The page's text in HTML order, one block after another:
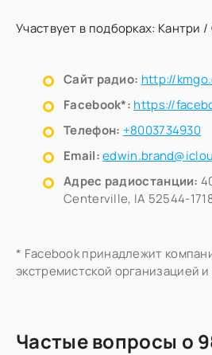
Участвует в подборках: Кантри /
Сайт радио: http://
Facebook*: https://
Телефон: +8003734930
Email:
Адрес радиостанции:
Centerville, IA 52544-
* Facebook принадлежит
экстремистской организацией
Частые вопросы о